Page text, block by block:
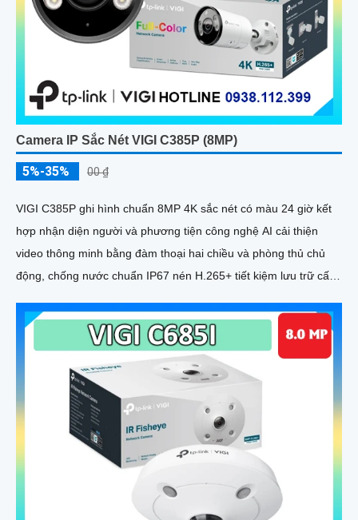
Camera IP Sắc Nét VIGI C385P (8MP)
5%-35% 00 ₫
VIGI C385P ghi hình chuẩn 8MP 4K sắc nét có màu 24 giờ kết
hợp nhận diện người và phương tiện công nghệ AI cải thiện
video thông minh bằng đàm thoại hai chiều và phòng thủ chủ
động, chống nước chuẩn IP67 nén H.265+ tiết kiệm lưu trữ cấp
khác nhau